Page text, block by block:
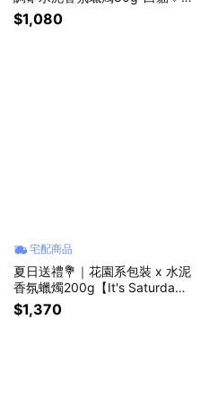
【It's Saturday!】｜送禮首選．
生日禮物．獅子座．情人節禮
$1,080
宅配商品
夏日送禮💐｜花園系包裝 x 水泥
香氛蠟燭200g【It's Saturda
y!】｜送禮首選．生日禮物．獅
子座．情人節禮物．喬遷禮
$1,370